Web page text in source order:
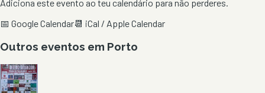
Adiciona este evento ao teu calendário para não perderes.
📅 Google Calendar📆 iCal / Apple Calendar
Outros eventos em Porto